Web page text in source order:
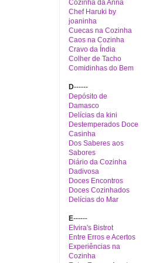
Cozinha da Anna
Chef Haruki by
joaninha
Cuecas na Cozinha
Caos na Cozinha
Cravo da Índia
Colher de Tacho
Comidinhas do Bem
D------
Depósito de
Damasco
Delícias da kini
Destemperados Doce
Casinha
Dos Saberes aos
Sabores
Diário da Cozinha
Dadivosa
Doces Encontros
Doces Cozinhados
Delícias do Mar
E------
Elvira's Bistrot
Entre Erros e Acertos
Experiências na
Cozinha